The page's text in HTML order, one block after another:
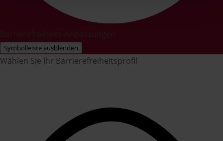
Symbolleiste ausblenden
Wählen Sie Ihr Barrierefreiheitsprofil